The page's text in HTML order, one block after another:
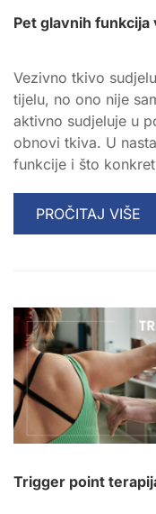
Pet glavnih
Vezivno tkivo
tijelu, no ono nije
aktivno sudjeluje u
obnovi tkiva. U
funkcije i što
READ
MORE
FUNKCIJA
VEZIVNOG
TKIVA
PROČITAJ VIŠE
Trigger point